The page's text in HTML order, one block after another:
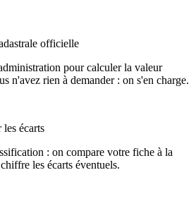
officielle
pour calculer la valeur
n'avez rien à demander : on s'en charge.
écarts
: on compare votre fiche à la
les écarts éventuels.